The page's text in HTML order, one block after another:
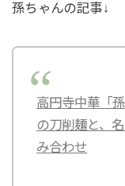
孫ちゃんの記事↓
高円寺中華「
の刀削麺と、
み合わせ